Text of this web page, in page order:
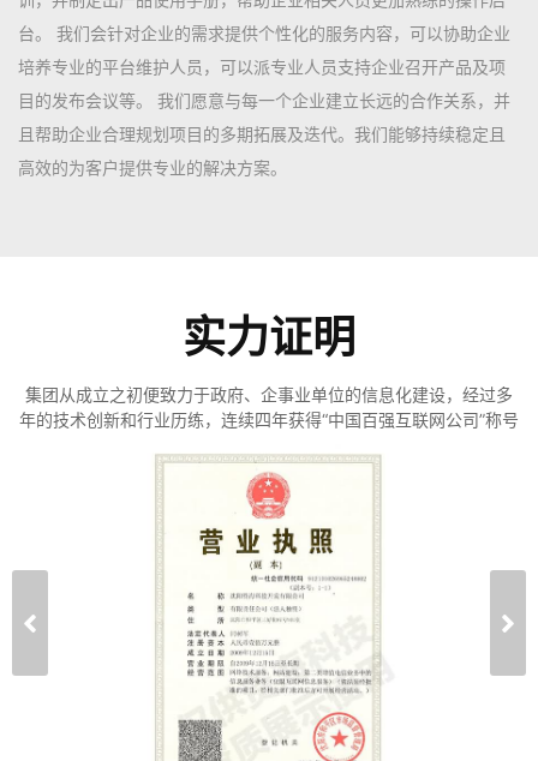
台。 我们会针对企业的需求提供个性化的服务内容，可以协助企业
培养专业的平台维护人员，可以派专业人员支持企业召开产品及项
目的发布会议等。 我们愿意与每一个企业建立长远的合作关系，并
且帮助企业合理规划项目的多期拓展及迭代。我们能够持续稳定且
高效的为客户提供专业的解决方案。
实力证明
集团从成立之初便致力于政府、企事业单位的信息化建设，经过多
年的技术创新和行业历练，连续四年获得“中国百强互联网公司”称号